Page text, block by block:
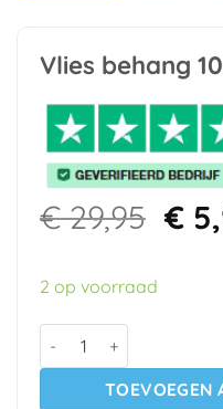
Vlies behang
€29,95
prijs
€
2 op voorraad
Vlies behang 10322-05
TOEVOEGEN